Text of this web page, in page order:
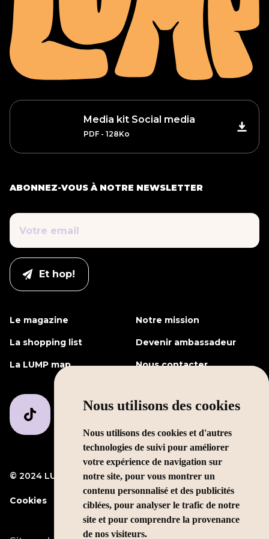
Nous utilisons des cookies
Nous utilisons des cookies et d'autres
technologies de suivi pour améliorer
votre expérience de navigation sur
notre site, pour vous montrer un
contenu personnalisé et des publicités
ciblées, pour analyser le trafic de notre
site et pour comprendre la provenance
de nos visiteurs.
Media kit Social media
PDF - 128Ko
ABONNEZ-VOUS À NOTRE NEWSLETTER
Le magazine Notre mission
La shopping list Devenir ambassadeur
La LUMP map Nous contacter
© 2024 LUMP Media Mentions légales
Cookies